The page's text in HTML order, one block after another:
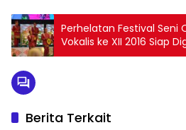
Perhelatan Festival Seni
Vokalis ke XII 2016 Siap
Berita Terkait